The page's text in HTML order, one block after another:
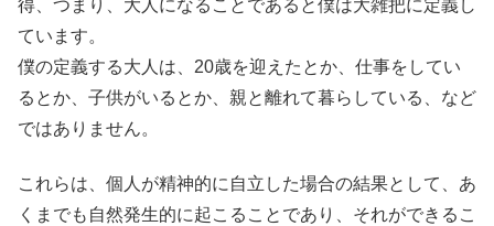
得、つまり、大人になることであると僕は大雑把に定義し
ています。
僕の定義する大人は、20歳を迎えたとか、仕事をしてい
るとか、子供がいるとか、親と離れて暮らしている、など
ではありません。
これらは、個人が精神的に自立した場合の結果として、あ
くまでも自然発生的に起こることであり、それができるこ